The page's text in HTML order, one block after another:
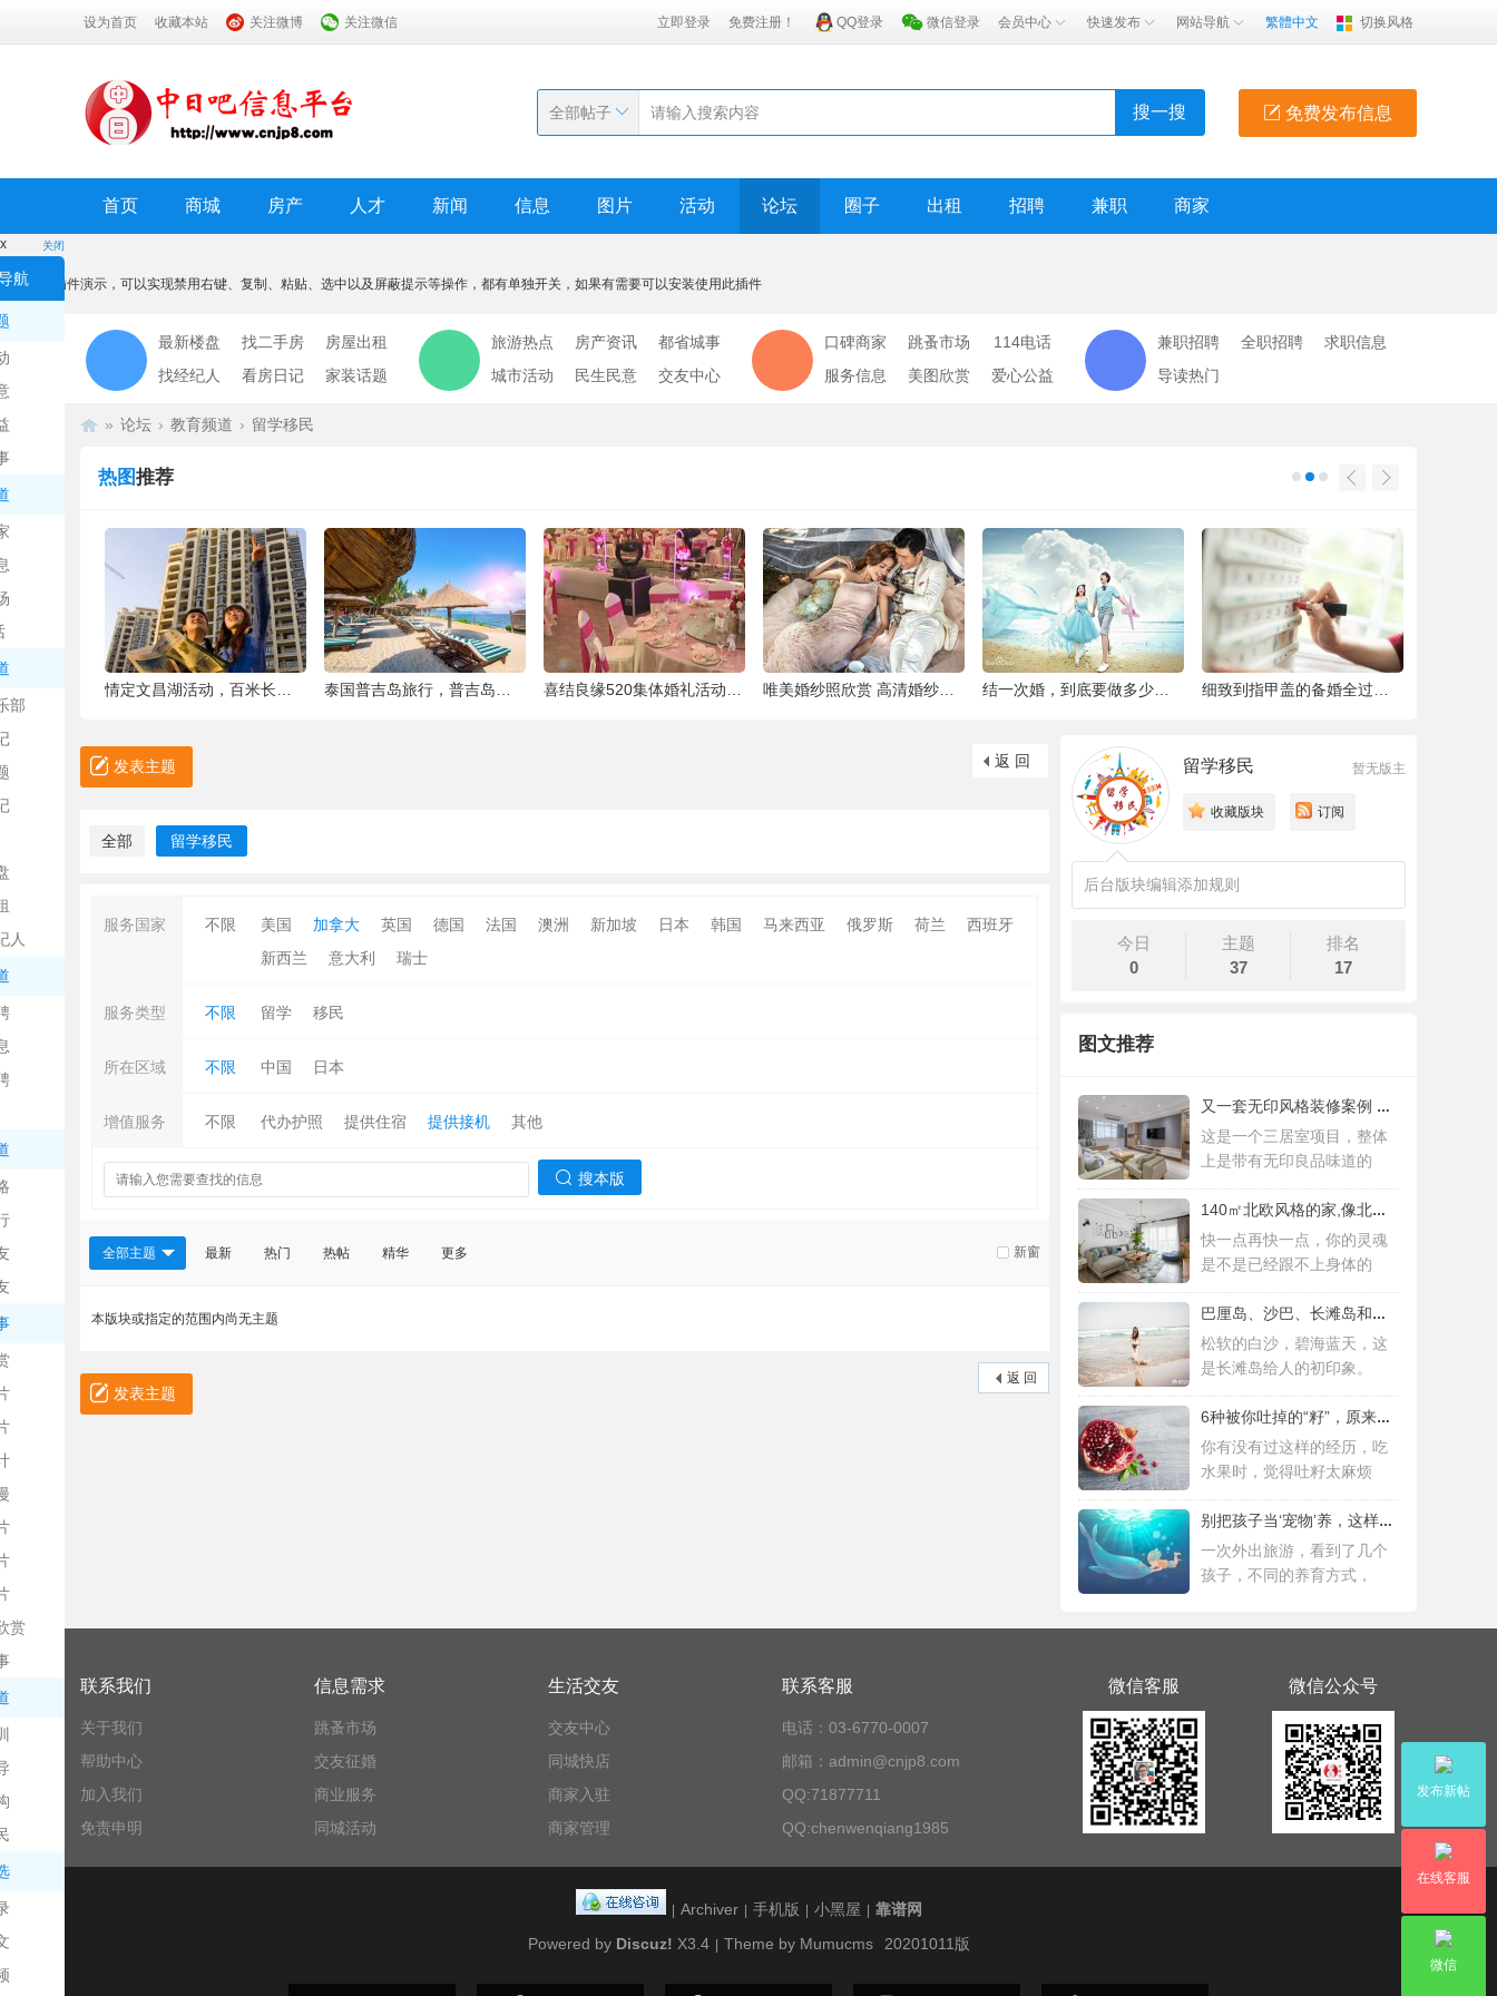
设为首页 收藏本站 关注微博 关注微信 立即登录 免费注册！ QQ登录 微信登录 会员中心 快速发布 网站导航 繁體中文 切换风格
免费发布信息
全部帖子 搜一搜
首页 商城 房产 人才 新闻 信息 图片 活动 论坛 圈子 出租 招聘 兼职 商家
关闭
航
部
人
赏
x
本功能为插件演示，可以实现禁用右键、复制、粘贴、选中以及屏蔽提示等操作，都有单独开关，如果有需要可以安装使用此插件
我知道了
最新楼盘 找二手房
房屋出租
找经纪人
看房日记 家装话题
旅游热点 房产资讯
都省城事
城市活动
民生民意 交友中心
口碑商家 跳蚤市场
114电话
服务信息
美图欣赏 爱心公益
兼职招聘 全职招聘
求职信息
导读热门
日
息
平
» 论坛 › 教育频道 › 留学移民
热图推荐
情定文昌湖活动，百米长卷现场绘画、万人签 泰国普吉岛旅行，普吉岛是泰国最大的岛屿 喜结良缘520集体婚礼活动-喜来缘大酒店[合 唯美婚纱照欣赏 高清婚纱大片欣赏 给人一种 结一次婚，到底要做多少件准备工作 |备婚清 细致到指甲盖的备婚全过程，这位“挑剔”新
返 回
发表主题
全部 留学移民
服务国家 不限 美国 加拿大 英国 德国 法国 澳洲 新加坡 日本 韩国 马来西亚 俄罗斯 荷兰
西班牙
新西兰
意大利 瑞士
服务类型 不限 留学 移民
所在区域 不限 中国 日本
增值服务 不限 代办护照 提供住宿 提供接机 其他
搜本版
新窗
全部主题 最新 热门 热帖 精华 更多
本版块或指定的范围内尚无主题
返 回
发表主题
留学移民 暂无版主
收藏版块 订阅
后台版块编辑添加规则
今日
0
主题
37
排名
17
图文推荐
又一套无印风格装修案例 三居室设计简约而
这是一个三居室项目，整体
上是带有无印良品味道的
140㎡北欧风格的家,像北欧人一样去生活
快一点再快一点，你的灵魂
是不是已经跟不上身体的
巴厘岛、沙巴、长滩岛和普吉岛，哪个更值得
松软的白沙，碧海蓝天，这
是长滩岛给人的初印象。
6种被你吐掉的“籽”，原来是果蔬界的营养
你有没有过这样的经历，吃
水果时，觉得吐籽太麻烦
别把孩子当‘宠物’养，这样会毁掉Ta一生！
一次外出旅游，看到了几个
孩子，不同的养育方式，
发布新帖
在线客服
微信
联系我们
关于我们
帮助中心
加入我们
免责申明
信息需求
跳蚤市场
交友征婚
商业服务
同城活动
生活交友
交友中心
同城快店
商家入驻
商家管理
联系客服
电话：03-6770-0007
邮箱：admin@cnjp8.com
QQ:71877711
QQ:chenwenqiang1985
微信客服 微信公众号
Archiver 手机版 小黑屋
靠谱网
Powered by Discuz! X3.4 Theme by Mumucms 20201011版